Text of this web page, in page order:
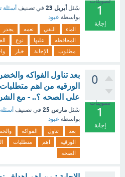
1
إجابة
سُئل أبريل 23 في تصنيف أسئلة
بواسطة عبود
الماء النقي نعمه يجدر
المحافظه
عليها نوع
مطلوب
الإجابة خيار
0
تصويتات
1
إجابة
بعد تناول الفواكه
الورقيه من اهم
على الصحه ؟.. - مع
سُئل مارس 25 في تصنيف
بواسطة عبود
بعد تناول الفواكه
الورقيه
اهم متطلبات
الصحه